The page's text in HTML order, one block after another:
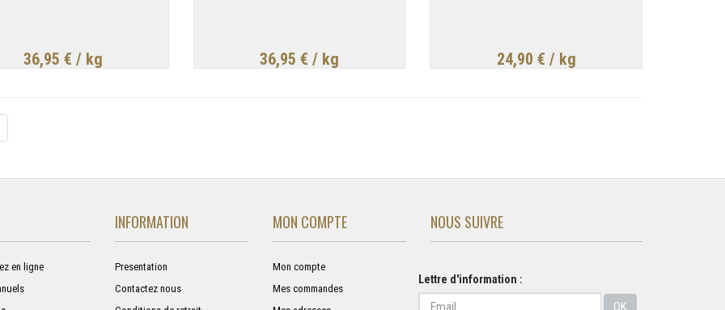
36,95 € / kg 36,95 € / kg 24,90 € / kg
en ligne
INFORMATION
Presentation
Contactez nous
MON COMPTE
Mon compte
Mes commandes
NOUS SUIVRE
Lettre d'information :
OK